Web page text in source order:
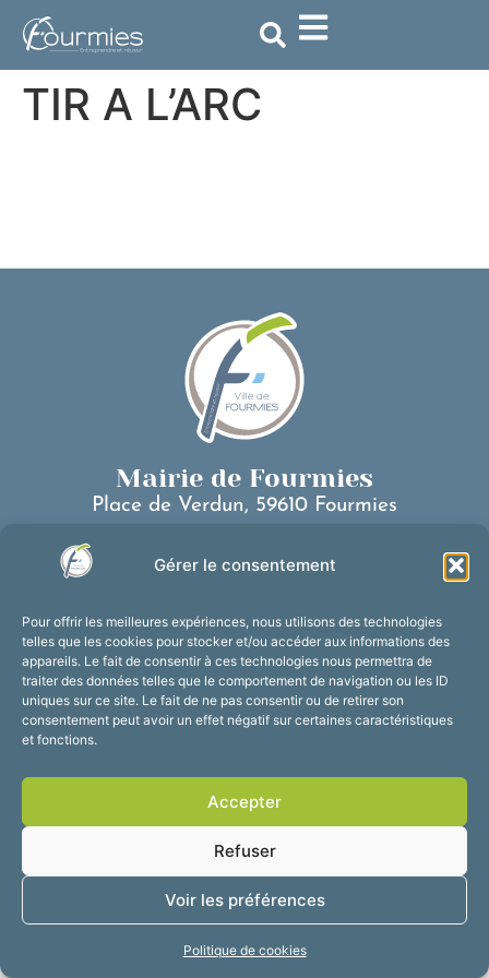
Gérer le consentement
Pour offrir les meilleures expériences, nous utilisons des technologies
telles que les cookies pour stocker et/ou accéder aux informations des
appareils. Le fait de consentir à ces technologies nous permettra de
traiter des données telles que le comportement de navigation ou les ID
uniques sur ce site. Le fait de ne pas consentir ou de retirer son
consentement peut avoir un effet négatif sur certaines caractéristiques
et fonctions.
Accepter
Refuser
Voir les préférences
Politique de cookies
principal
TIR A L’ARC
Mairie de Fourmies
Place de Verdun, 59610 Fourmies
Nous contacter
Du lundi au vendredi :
de 8h30 à 12h et de 13h30 à 17h30
Suivez-nous !
Mentions légales
Plan du site
Confidentialité
2025 © Propulsé par
Utopia